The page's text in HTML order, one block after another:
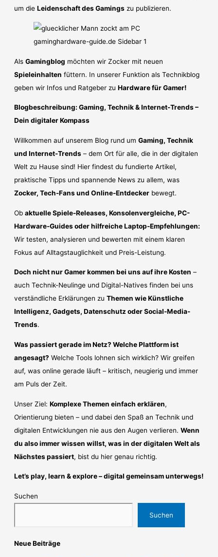
um dieLeidenschaft des Gamings zu publizieren.
AlsGamingblog möchten wir Zocker mit neuen
Spieleinhalten füttern. In unserer Funktion als Technikblog
geben wir Infos und Ratgeber zuHardware für Gamer!
Blogbeschreibung: Gaming, Technik & Internet-Trends –
Dein digitaler Kompass
Willkommen auf unserem Blog rund umGaming, Technik
und Internet-Trends – dem Ort für alle, die in der digitalen
Welt zu Hause sind! Hier findest du fundierte Artikel,
praktische Tipps und spannende News zu allem, was
Zocker, Tech-Fans und Online-Entdecker bewegt.
Obaktuelle Spiele-Releases, Konsolenvergleiche, PC-
Hardware-Guides oder hilfreiche Laptop-Empfehlungen:
Wir testen, analysieren und bewerten mit einem klaren
Fokus auf Alltagstauglichkeit und Preis-Leistung.
Doch nicht nur Gamer kommen bei uns auf ihre Kosten –
auch Technik-Neulinge und Digital-Natives finden bei uns
verständliche Erklärungen zuThemen wie Künstliche
Intelligenz, Gadgets, Datenschutz oder Social-Media-
Trends.
Was passiert gerade im Netz? Welche Plattform ist
angesagt? Welche Tools lohnen sich wirklich? Wir greifen
auf, was online gerade läuft – kritisch, neugierig und immer
am Puls der Zeit.
Unser Ziel:Komplexe Themen einfach erklären,
Orientierung bieten – und dabei den Spaß an Technik und
digitalen Entwicklungen nie aus den Augen verlieren.Wenn
du also immer wissen willst, was in der digitalen Welt als
Nächstes passiert, bist du hier genau richtig.
Let’s play, learn & explore – digital gemeinsam unterwegs!
Suchen
Suchen
Neue Beiträge